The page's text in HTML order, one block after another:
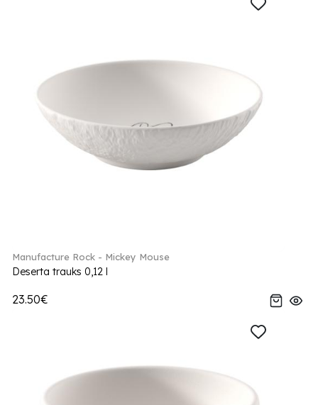
Manufacture Rock - Mickey Mouse
Deserta trauks 0,12 l
23.50€